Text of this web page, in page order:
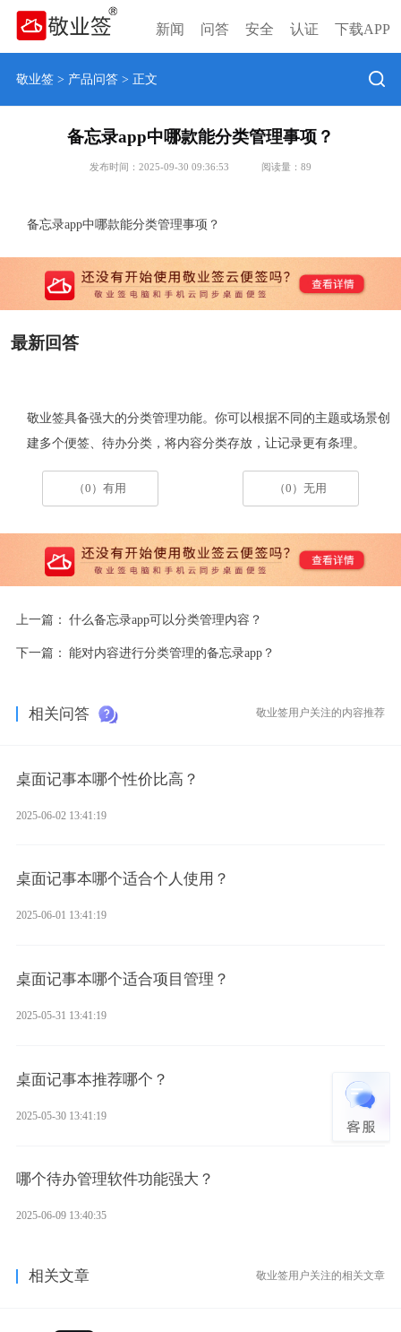
新闻 问答 安全 认证 下载APP
敬业签> 产品问答> 正文
备忘录app中哪款能分类管理事项？
发布时间：2025-09-30 09:36:53 阅读量： 89
备忘录app中哪款能分类管理事项？
最新回答
敬业签具备强大的分类管理功能。你可以根据不同的主题或场景创
建多个便签、待办分类，将内容分类存放，让记录更有条理。
（0）有用 （0）无用
上一篇： 什么备忘录app可以分类管理内容？
下一篇： 能对内容进行分类管理的备忘录app？
相关问答 敬业签用户关注的内容推荐
桌面记事本哪个性价比高？
2025-06-02 13:41:19
桌面记事本哪个适合个人使用？
2025-06-01 13:41:19
桌面记事本哪个适合项目管理？
2025-05-31 13:41:19
桌面记事本推荐哪个？
2025-05-30 13:41:19
哪个待办管理软件功能强大？
2025-06-09 13:40:35
相关文章 敬业签用户关注的相关文章